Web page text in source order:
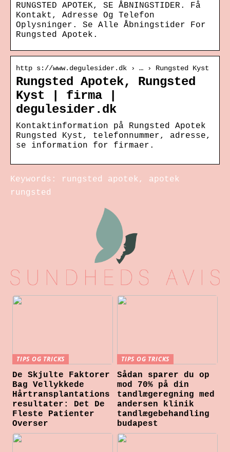
RUNGSTED APOTEK, SE ÅBNINGSTIDER. Få
Kontakt, Adresse Og Telefon
Oplysninger. Se Alle Åbningstider For
Rungsted Apotek.
http s://www.degulesider.dk › … › Rungsted Kyst
Rungsted Apotek, Rungsted
Kyst | firma |
degulesider.dk
Kontaktinformation på Rungsted Apotek
Rungsted Kyst, telefonnummer, adresse,
se information for firmaer.
Keywords: rungsted apotek, apotek
rungsted
TIPS OG TRICKS
De Skjulte Faktorer
Bag Vellykkede
Hårtransplantations
resultater: Det De
Fleste Patienter
Overser
TIPS OG TRICKS
Sådan sparer du op
mod 70% på din
tandlægeregning med
andersen klinik
tandlægebehandling
budapest